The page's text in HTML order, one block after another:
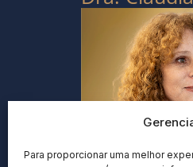
Para proporcionar uma melhor